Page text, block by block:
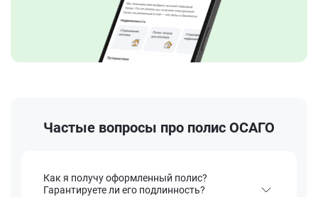
Частые вопросы про полис ОСАГО
Как я получу оформленный полис?
Гарантируете ли его подлинность?